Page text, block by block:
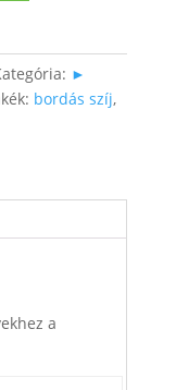
►
bordás szíj,
a